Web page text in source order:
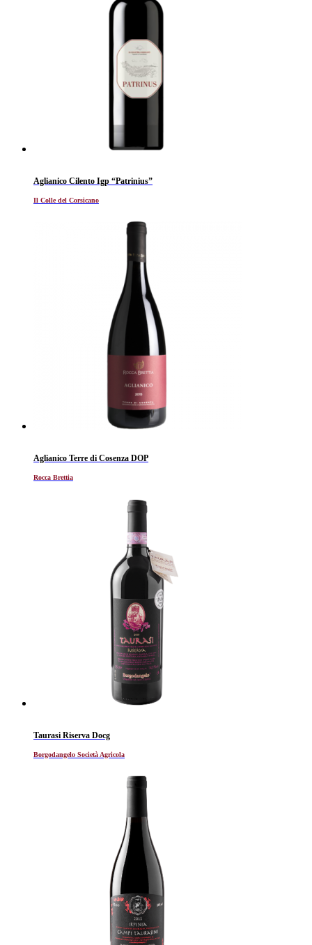
Aglianico Cilento Igp “Patrinius”
Il Colle del Corsicano
Aglianico Terre di Cosenza DOP
Rocca Brettia
Taurasi Riserva Docg
Borgodangelo Società Agricola